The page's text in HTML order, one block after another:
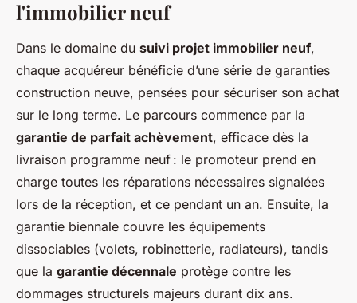
l'immobilier neuf
Dans le domaine du suivi projet immobilier neuf,
chaque acquéreur bénéficie d’une série de garanties
construction neuve, pensées pour sécuriser son achat
sur le long terme. Le parcours commence par la
garantie de parfait achèvement, efficace dès la
livraison programme neuf : le promoteur prend en
charge toutes les réparations nécessaires signalées
lors de la réception, et ce pendant un an. Ensuite, la
garantie biennale couvre les équipements
dissociables (volets, robinetterie, radiateurs), tandis
que la garantie décennale protège contre les
dommages structurels majeurs durant dix ans.